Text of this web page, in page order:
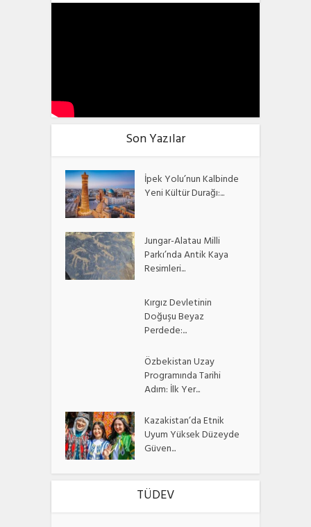
Son Yazılar
İpek Yolu’nun Kalbinde
Yeni Kültür Durağı:...
Jungar-Alatau Milli
Parkı’nda Antik Kaya
Resimleri...
Kırgız Devletinin
Doğuşu Beyaz
Perdede:...
Özbekistan Uzay
Programında Tarihi
Adım: İlk Yer...
Kazakistan’da Etnik
Uyum Yüksek Düzeyde
Güven...
TÜDEV